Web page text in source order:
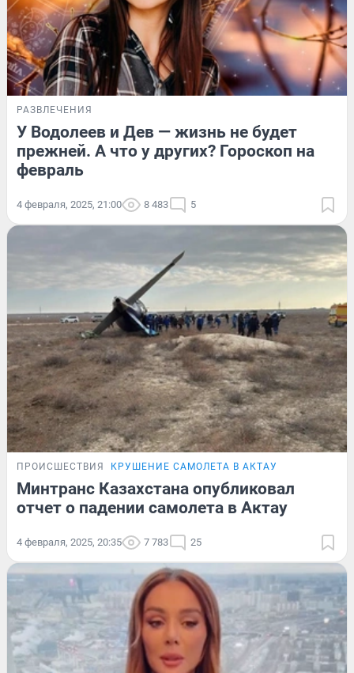
РАЗВЛЕЧЕНИЯ
У Водолеев и Дев — жизнь не будет
прежней. А что у других? Гороскоп на
февраль
4 февраля, 2025, 21:00 8 483 5
ПРОИСШЕСТВИЯ КРУШЕНИЕ САМОЛЕТА В АКТАУ
Минтранс Казахстана опубликовал
отчет о падении самолета в Актау
4 февраля, 2025, 20:35 7 783 25